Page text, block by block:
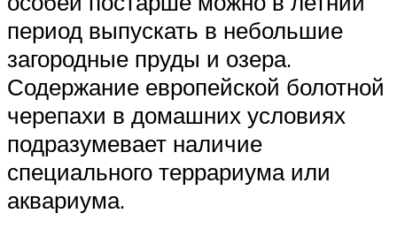
период выпускать в небольшие
загородные пруды и озера.
Содержание европейской болотной
черепахи в домашних условиях
подразумевает наличие
специального террариума или
аквариума.